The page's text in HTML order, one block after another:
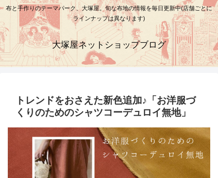
布と手作りのテーマパーク、大塚屋。旬な布地の情報を毎日更新中(店舗ごとに
ラインナップは異なります)
大塚屋ネットショップブログ
トレンドをおさえた新色追加♪「お洋服づ
くりのためのシャツコーデュロイ無地」